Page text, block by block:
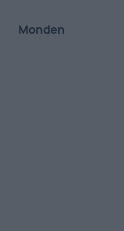
Monden